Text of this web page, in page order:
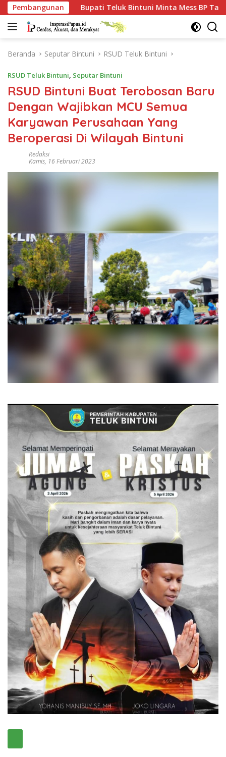
Langsung
ke
konten
Pembangunan
Teluk Bintuni Minta Mess BP Tangguh Ditutup, Ekonomi
Beranda Seputar Bintuni RSUD Teluk Bintuni
RSUD Teluk Bintuni, Seputar Bintuni
RSUD Bintuni Buat Terobosan Baru
Dengan Wajibkan MCU Semua
Karyawan Perusahaan Yang
Beroperasi Di Wilayah Bintuni
Redaksi
Kamis, 16 Februari 2023